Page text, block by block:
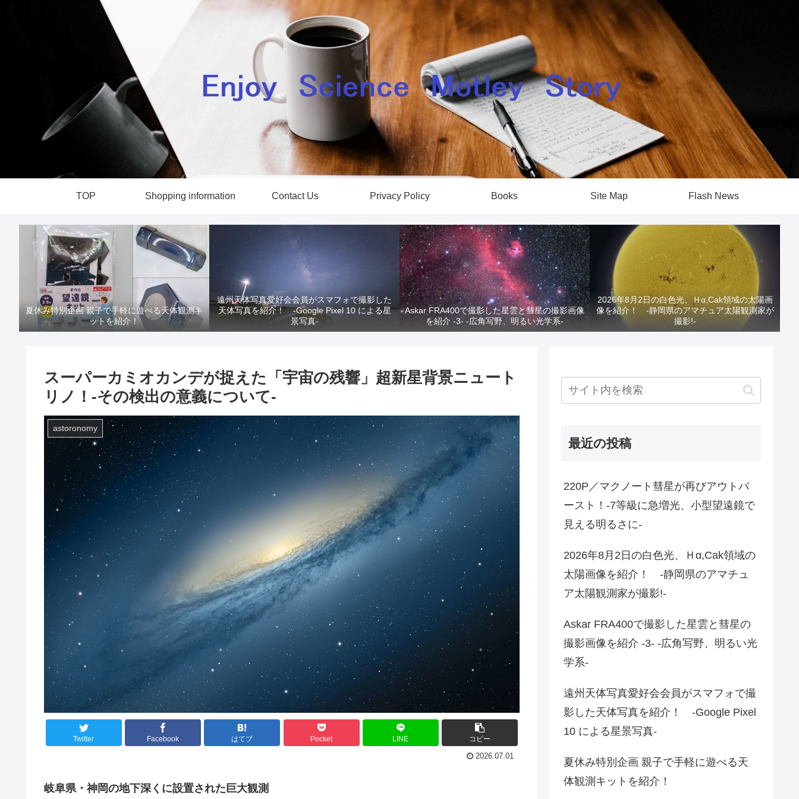
TOP Shopping information Contact Us Privacy Policy Books Site Map Flash News
夏休み特別企画 親子で手軽に遊べる天体観測キ
ットを紹介！
遠州天体写真愛好会会員がスマフォで撮影した
天体写真を紹介！ -Google Pixel 10 による星
景写真-
Askar FRA400で撮影した星雲と彗星の撮影画像
を紹介 -3- -広角写野、明るい光学系-
2026年8月2日の白色光、Ｈα,Cak領域の太陽画
像を紹介！ -静岡県のアマチュア太陽観測家が
撮影!-
スーパーカミオカンデが捉えた「宇宙の残響」超新星背景ニュート
リノ！-その検出の意義について-
astoronomy
Twitter Facebook はてブ Pocket LINE コピー
2026.07.01
岐阜県・神岡の地下深くに設置された巨大観測
最近の投稿
220P／マクノート彗星が再びアウトバ
ースト！-7等級に急増光、小型望遠鏡で
見える明るさに-
2026年8月2日の白色光、Ｈα,Cak領域の
太陽画像を紹介！ -静岡県のアマチュ
ア太陽観測家が撮影!-
Askar FRA400で撮影した星雲と彗星の
撮影画像を紹介 -3- -広角写野、明るい光
学系-
遠州天体写真愛好会会員がスマフォで撮
影した天体写真を紹介！ -Google Pixel
10 による星景写真-
夏休み特別企画 親子で手軽に遊べる天
体観測キットを紹介！